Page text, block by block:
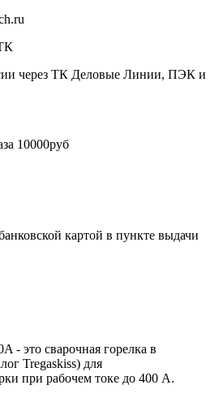
через ТК Деловые Линии, ПЭК и
10000руб
картой в пункте выдачи
- это сварочная горелка в
Tregaskiss) для
при рабочем токе до 400 А.